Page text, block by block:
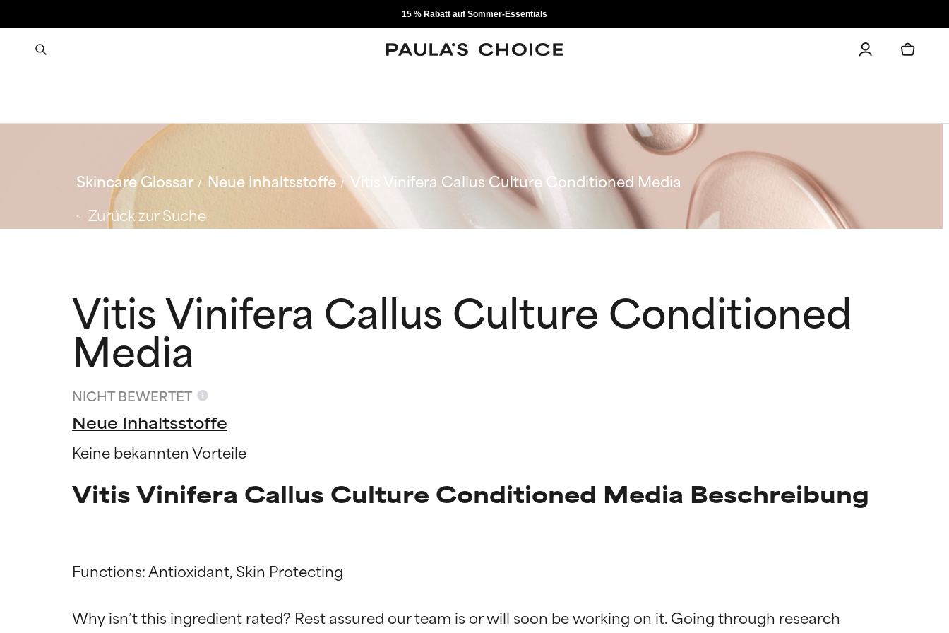
15 % Rabatt auf Sommer-Essentials
Skincare Glossar Neue Inhaltsstoffe
Vitis Vinifera Callus Culture Conditioned Media
Zurück zur Suche
Vitis Vinifera Callus Culture Conditioned
Media
NICHT BEWERTET
Neue Inhaltsstoffe
Keine bekannten Vorteile
Vitis Vinifera Callus Culture Conditioned Media Beschreibung
Functions: Antioxidant, Skin Protecting
Why isn’t this ingredient rated? Rest assured our team is or will soon be working on it. Going through research